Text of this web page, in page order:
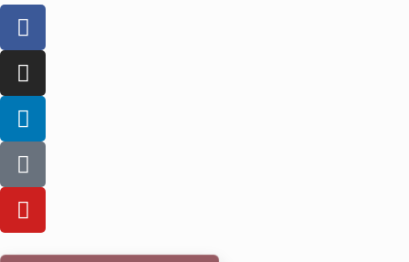
F
a
c
e
b
o
o
k
I
n
s
t
a
g
r
a
L
i
n
k
e
d
T
i
k
t
Y
o